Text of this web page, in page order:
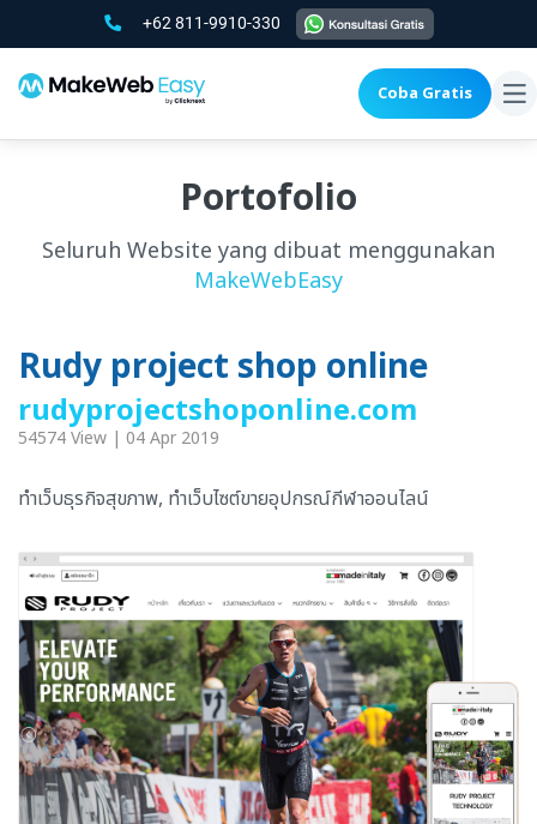
+62 811-9910-330
Coba Gratis
Portofolio
Seluruh Website yang dibuat menggunakan
MakeWebEasy
Rudy project shop online
rudyprojectshoponline.com
54574 View | 04 Apr 2019
ทำเว็บธุรกิจสุขภาพ, ทำเว็บไซต์ขายอุปกรณ์กีฬาออนไลน์